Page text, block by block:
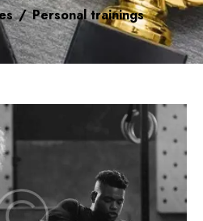
Personal trainings